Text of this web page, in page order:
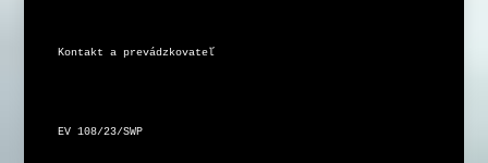
Kontakt a prevádzkovateľ
EV 108/23/SWP